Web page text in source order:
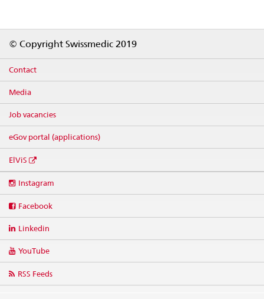
© Copyright Swissmedic 2019
Contact
Media
Job vacancies
eGov portal (applications)
ElViS
media
Instagram
Facebook
Linkedin
YouTube
RSS Feeds